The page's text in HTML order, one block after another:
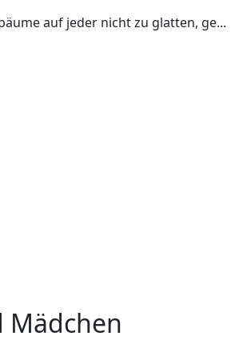
auf jeder nicht zu glatten, ge...
Mädchen